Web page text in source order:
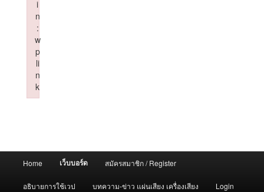
Home เว็บบอร์ด สมัครสมาชิก / Register
อธิบายการใช้เวป บทความ-ข่าว แผ่นเสียง เครื่องเสียง Login
i
n
:
w
p
li
n
k
Failed to initialize plugin: wplink